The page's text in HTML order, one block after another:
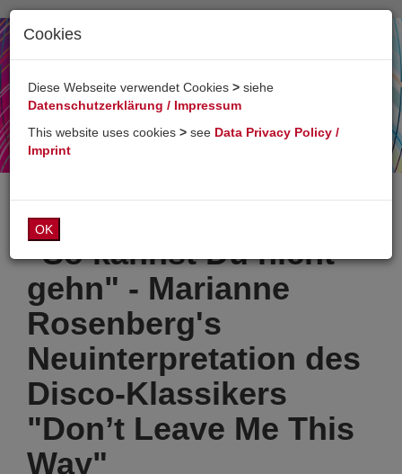
Toggle
"So kannst Du nicht
gehn" - Marianne
Rosenberg's
Neuinterpretation des
Disco-Klassikers
"Don’t Leave Me This
Way"
Cookies
Diese Webseite verwendet Cookies > siehe
Datenschutzerklärung / Impressum
This website uses cookies > see Data Privacy Policy /
Imprint
OK